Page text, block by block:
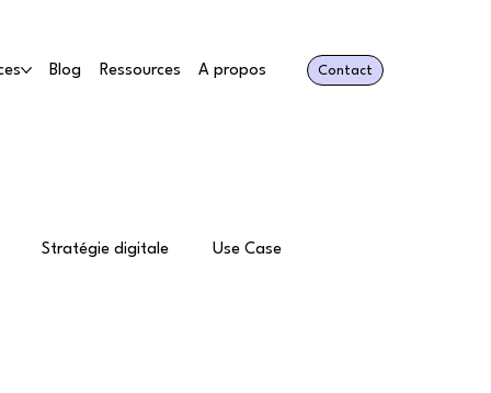
Blog Ressources A propos Contact
Stratégie digitale Use Case